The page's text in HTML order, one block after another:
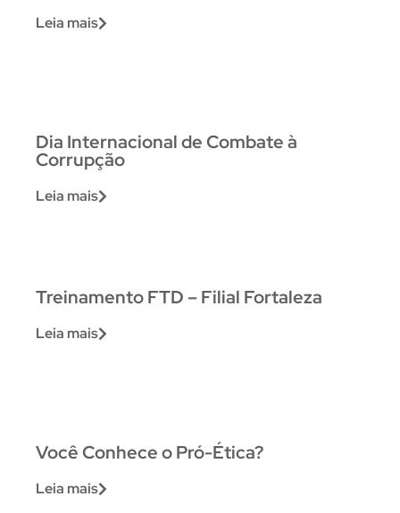
Leia mais
Dia Internacional de Combate à
Corrupção
Leia mais
Treinamento FTD – Filial Fortaleza
Leia mais
Você Conhece o Pró-Ética?
Leia mais